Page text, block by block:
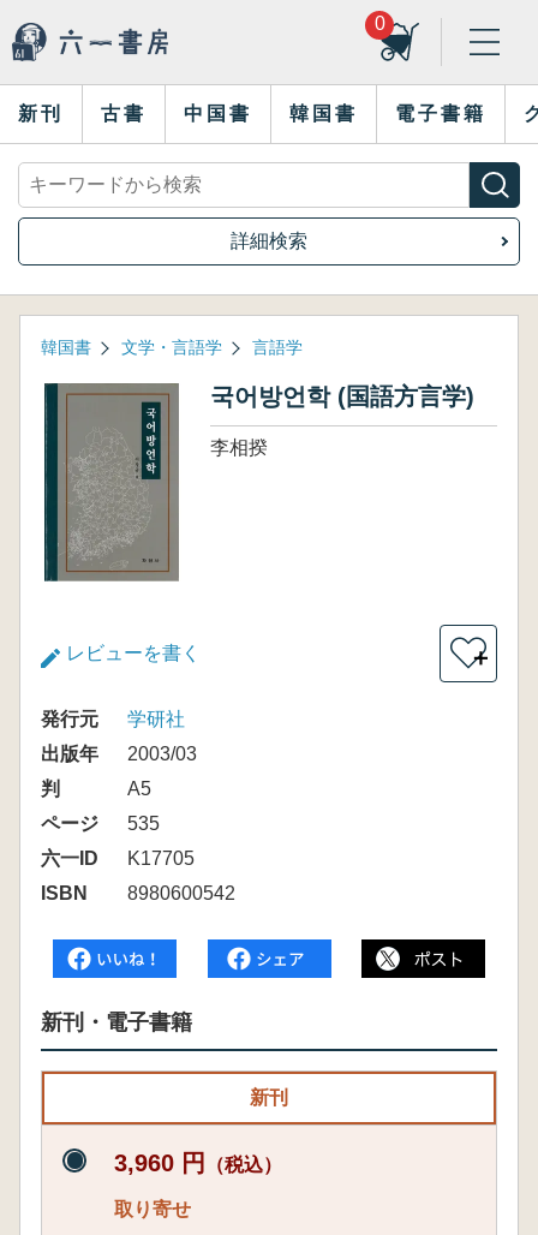
0
新刊 古書 中国書 韓国書 電子書籍
詳細検索
韓国書 文学・言語学 言語学
국어방언학 (国語方言学)
李相揆
レビューを書く ＋
発行元
学研社
出版年
2003/03
判
A5
ページ
535
六一ID
K17705
ISBN
8980600542
新刊・電子書籍
新刊
3,960 円 （税込）
取り寄せ